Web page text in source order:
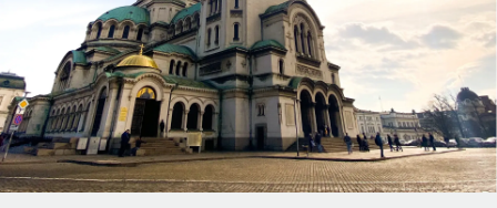
INFRAESTRUCTURA
Conexión Remote
Integra los RR. HH. en tus flujos de trabajo sin
complicaciones.
Plataforma
Funciones esenciales de RR. HH. integradas para tu
Mediana empresa
Amplía tu equipo con soluciones de RR. HH.
personalizadas.
Empresa
RR. HH. globales para grandes empresas.
Guías y recursos
Casos prácticos
Glosario de RR. HH.
Listas de verificación y plantillas
Biblioteca de descripciones de puestos
Italiano
Português (Portugal)
日本語